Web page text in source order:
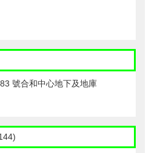
號合和中心地下及地庫